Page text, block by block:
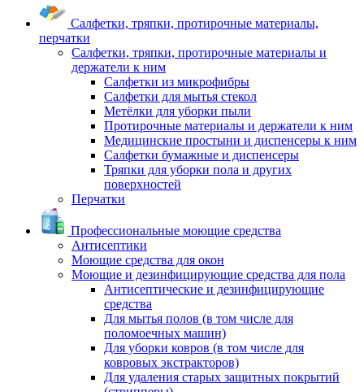
Салфетки, тряпки, протирочные материалы,
перчатки
Салфетки, тряпки, протирочные материалы и
держатели к ним
Салфетки из микрофибры
Салфетки для мытья стекол
Метёлки для уборки пыли
Протирочные материалы и держатели к ним
Медицинские простыни и диспенсеры к ним
Салфетки бумажные и диспенсеры
Тряпки для уборки пола и других
поверхностей
Перчатки
Профессиональные моющие средства
Антисептики
Моющие средства для окон
Моющие и дезинфицирующие средства для пола
Антисептические и дезинфицирующие
средства
Для мытья полов (в том числе для
поломоечных машин)
Для уборки ковров (в том числе для
ковровых экстракторов)
Для удаления старых защитных покрытий